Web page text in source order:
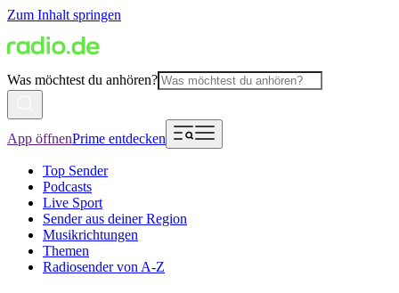
Zum Inhalt springen
Was möchtest du anhören?
App öffnenPrime entdecken
Top Sender
Podcasts
Live Sport
Sender aus deiner Region
Musikrichtungen
Themen
Radiosender von A-Z